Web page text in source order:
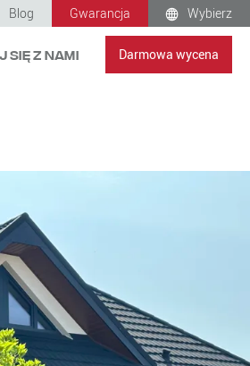
Blog Gwarancja Wybierz
z nami Darmowa wycena